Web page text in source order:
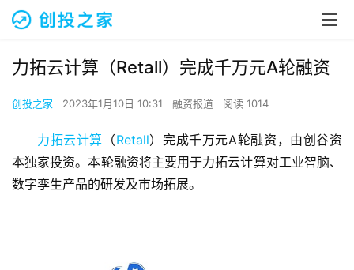
力拓云计算（Retall）完成千万元A轮融资
创投之家 2023年1月10日 10:31 融资报道 阅读 1014
力拓云计算 （Retall）完成千万元A轮融资，由创谷资
本独家投资。本轮融资将主要用于力拓云计算对工业智脑、
数字孪生产品的研发及市场拓展。